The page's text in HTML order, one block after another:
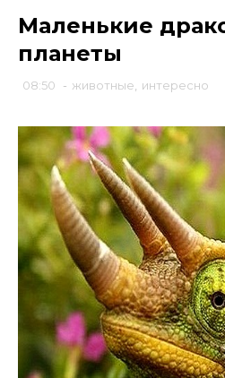
Маленькие
планеты
08:50 - животные интересно